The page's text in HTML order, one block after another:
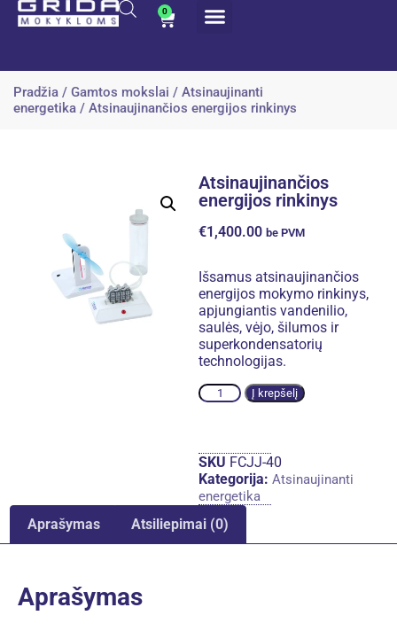
0
Pradžia / Gamtos mokslai / Atsinaujinanti
energetika / Atsinaujinančios energijos rinkinys
Atsinaujinančios
energijos rinkinys
€1,400.00 be PVM
Išsamus atsinaujinančios
energijos mokymo rinkinys,
apjungiantis vandenilio,
saulės, vėjo, šilumos ir
superkondensatorių
technologijas.
Į krepšelį
SKU FCJJ-40
Kategorija: Atsinaujinanti
energetika
Aprašymas Atsiliepimai (0)
Aprašymas